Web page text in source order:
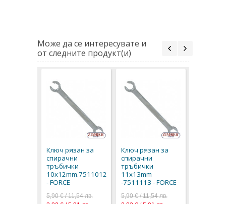
Може да се интересувате и
от следните продукт(и)
Ключ рязан за
спирачни
тръбички
10х12mm.7511012
- FORCE
5,90 € / 11,54 лв.
Ключ рязан за
спирачни
тръбички
11х13mm
-7511113 - FORCE
5,90 € / 11,54 лв.